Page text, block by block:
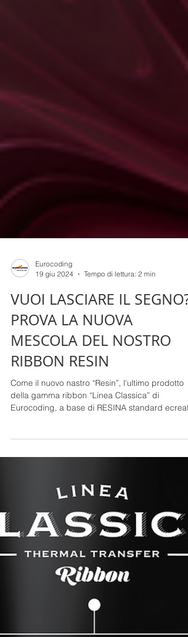
19 giu 2024
Tempo di lettura: 2 min
VUOI LASCIARE IL SEGNO?
PROVA LA NUOVA
MESCOLA DEL NOSTRO
RIBBON RESIN
della gamma ribbon “Linea Classica” di
Eurocoding, a base di RESINA standard ecreato